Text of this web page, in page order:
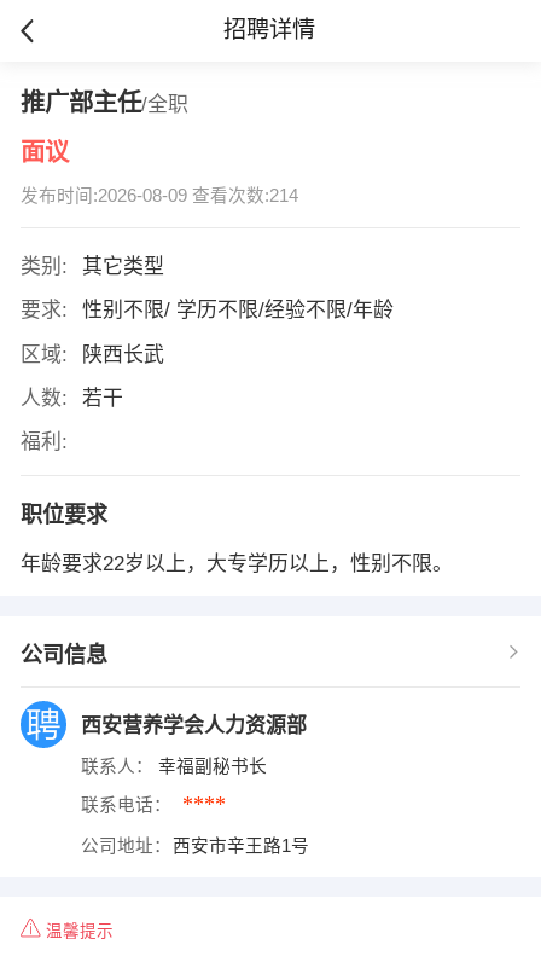
招聘详情
推广部主任/全职
面议
发布时间:2026-08-09 查看次数:214
类别:
其它类型
要求:
性别不限/ 学历不限/经验不限/年龄
区域:
陕西长武
人数:
若干
福利:
职位要求
年龄要求22岁以上，大专学历以上，性别不限。
公司信息
西安营养学会人力资源部
联系人： 幸福副秘书长
联系电话： ****
公司地址： 西安市辛王路1号
温馨提示